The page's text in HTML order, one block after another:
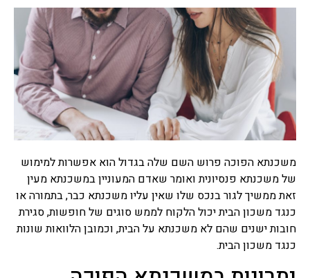
לקנות דירה או בית מעוניין
בהסדרי תשלום נוחים, כחלק
מהסדרים שכאלה הוא בודק
מסלולי משכנתא שנוחים לו
ויכולים לעזור לו לרכוש את
הנכס מהסיבה שלרוב אין את
הכסף המזומן נגיש לשם כך
ראשית כל רצוי לפנות ליעוץ
משכנתא, ביעוץ שכזה יינתנו
האופציות הטובות ביותר של
רוב סוגי משכנתאות שקיימות.
ייעוץ משכנתאות
בשנים האחרונות רבים פונים
לייעוץ משכנתאות לפני ביצוע
משכנתא, יועץ משכנתאות
מומחה יאפשר לרוכשים נדל"ן
האפשריות, המסלולים,
משכנתא הפוכה פרוש השם שלה בגדול הוא אפשרות למימוש
של משכנתא פנסיונית ואומר שאדם המעוניין במשכנתא מעין
זאת ממשיך לגור בנכס שלו שאין עליו משכנתא כבר, בתמורה או
כנגד משכון הבית יכול הלקוח לממש סוגים של חופשות, סגירת
חובות ישנים שהם לא משכנתא על הבית, וכמובן הלוואות שונות
כנגד משכון הבית.